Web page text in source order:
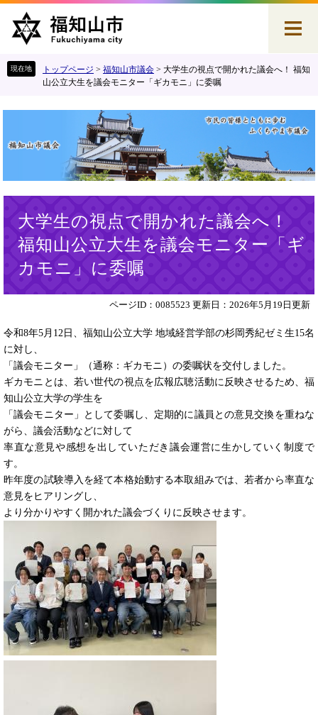
す
し
本
トップページ > 福知山市議会 > 大学生の視点で開かれた議会へ！ 福知
山公立大生を議会モニター「ギカモニ」に委嘱
大学生の視点で開かれた議会へ！
福知山公立大生を議会モニター「ギ
カモニ」に委嘱
ページID：0085523 更新日：2026年5月19日更新
令和8年5月12日、福知山公立大学 地域経営学部の杉岡秀紀ゼミ生15名
に対し、
「議会モニター」（通称：ギカモニ）の委嘱状を交付しました。
ギカモニとは、若い世代の視点を広報広聴活動に反映させるため、福
知山公立大学の学生を
「議会モニター」として委嘱し、定期的に議員との意見交換を重ねな
がら、議会活動などに対して
率直な意見や感想を出していただき議会運営に生かしていく制度で
す。
昨年度の試験導入を経て本格始動する本取組みでは、若者から率直な
意見をヒアリングし、
より分かりやすく開かれた議会づくりに反映させます。